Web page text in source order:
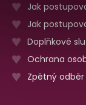
Jak
Jak
Doplňkové
Ochrana
Zpětný